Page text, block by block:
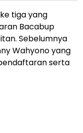
tiga yang
Bacabup
Sebelumnya
Wahyono yang
serta